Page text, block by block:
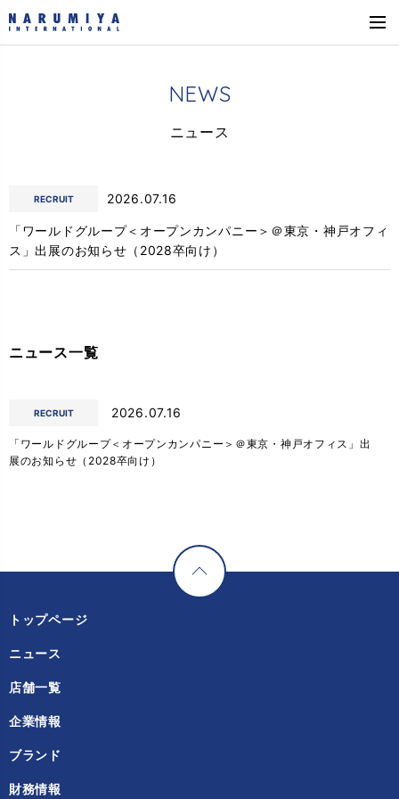
NEWS
ニュ ース
RECRUIT 2026.07.16
「ワールドグループ＜オープンカンパニー＞＠東京・神戸オフィ
ス」出展のお知らせ（2028卒向け）
ニュース一覧
RECRUIT 2026.07.16
「ワールドグループ＜オープンカンパニー＞＠東京・神戸オフィス」出
展のお知らせ（2028卒向け）
トップページ
ニュース
店舗一覧
企業情報
ブランド
財務情報